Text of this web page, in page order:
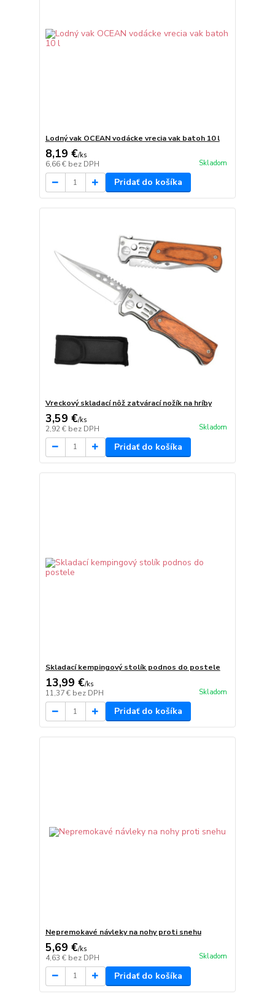
Lodný vak OCEAN vodácke vrecia vak batoh 10 l
8,19 €/ks
6,66 € bez DPH Skladom
Pridať do košíka
Vreckový skladací nôž zatvárací nožík na hríby
3,59 €/ks
2,92 € bez DPH Skladom
Pridať do košíka
Skladací kempingový stolík podnos do postele
13,99 €/ks
11,37 € bez DPH Skladom
Pridať do košíka
Nepremokavé návleky na nohy proti snehu
5,69 €/ks
4,63 € bez DPH Skladom
Pridať do košíka